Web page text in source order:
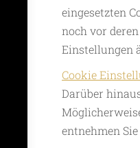
eingesetzten
noch vor
Einstellungen
Cookie
Darüber
entnehmen